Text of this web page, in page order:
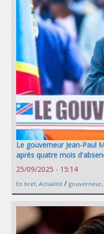
Le gouverneur Jean-Paul
après quatre mois
25/09/2025 - 15:14
En bref, Actualité / gouverneur,